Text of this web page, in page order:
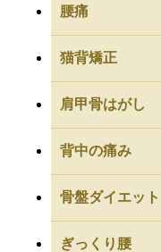
腰痛
猫背矯正
肩甲骨はがし
背中の痛み
骨盤ダイエット
ぎっくり腰